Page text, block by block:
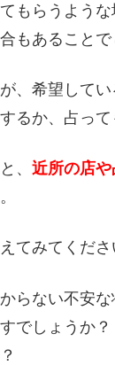
もらうよう
もあることで
、希望して
るか、占っ
、 近所の店
てみてくださ
らない不安
でしょうか